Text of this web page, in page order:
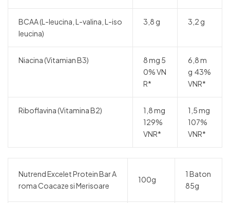
BCAA (L-leucina, L-valina, L-iso
leucina)
3,8 g 3,2 g
Niacina (Vitamian B3)
8 mg 5
0% VN
R*
6,8 m
g 43%
VNR*
Riboflavina (Vitamina B2)
1,8 mg
129%
VNR*
1,5 mg
107%
VNR*
Nutrend Excelet Protein Bar A
roma Coacaze si Merisoare
100g
1 Baton
85g